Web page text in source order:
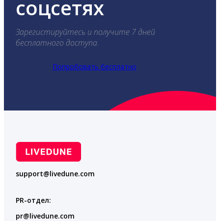
соцсетях
Зарегистируйтесь и получите 7 дней
бесплатного доступа.
Попробовать бесплатно
support@livedune.com
PR-отдел:
pr@livedune.com